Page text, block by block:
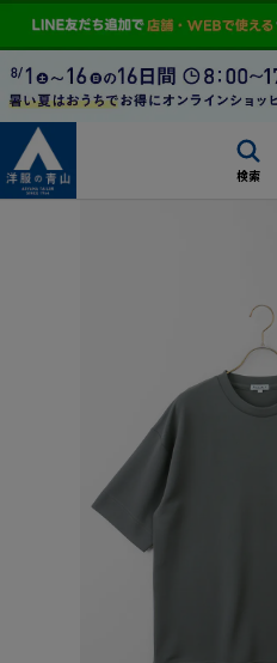
検索